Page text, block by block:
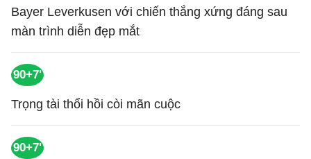
Bayer Leverkusen với chiến thắng xứng đáng sau
màn trình diễn đẹp mắt
90+7'
Trọng tài thổi hồi còi mãn cuộc
90+7'